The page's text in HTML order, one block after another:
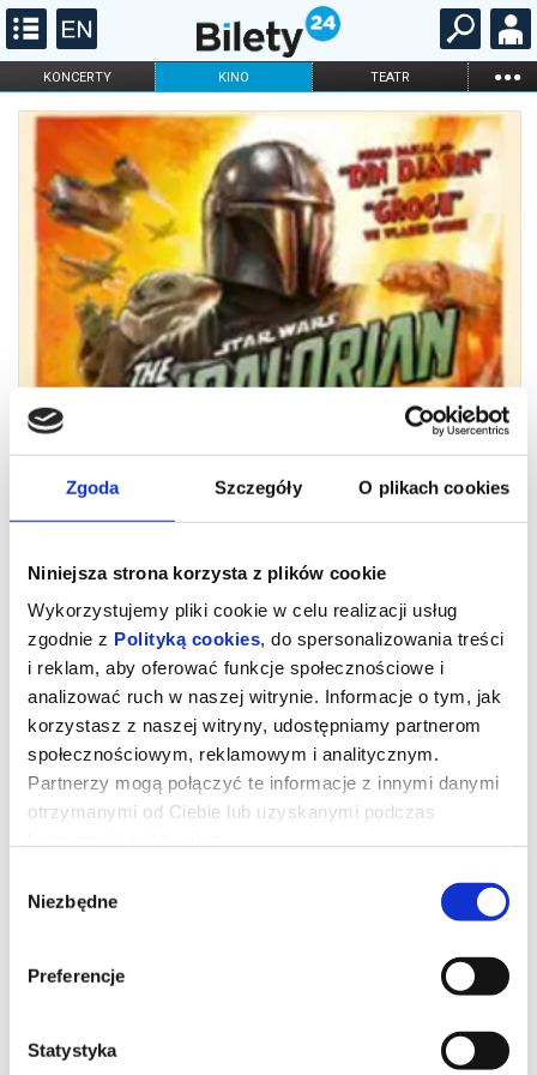
Zgoda Szczegóły O plikach cookies
Niniejsza strona korzysta z plików cookie
Wykorzystujemy pliki cookie w celu realizacji usług
zgodnie z Polityką cookies, do spersonalizowania treści
i reklam, aby oferować funkcje społecznościowe i
analizować ruch w naszej witrynie. Informacje o tym, jak
korzystasz z naszej witryny, udostępniamy partnerom
społecznościowym, reklamowym i analitycznym.
Partnerzy mogą połączyć te informacje z innymi danymi
otrzymanymi od Ciebie lub uzyskanymi podczas
zgody
Niezbędne
Preferencje
Statystyka
KONCERTY KINO TEATR ...
FILHARMONIA OPERA I BALET
STAND-UP
ONLINE KARNETY
MANDALORIAN I GROGU - 2D
dubbing
Złowrogie Imperium upadło, a imperialni watażkowie wciąż są
która stara się chronić wszystko, o co walczyła Rebelia, zwraca się
o pomoc do legendarnego mandaloriańskiego łowcy nagród, Dina
Djarina, i jego młodego ucznia, Grogu.